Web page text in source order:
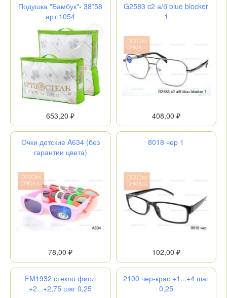
Подушка "Бамбук"- 38*58
арт.1054
653,20 ₽
G2583 c2 а/б blue blocker
1
408,00 ₽
Очки детские A634 (без
гарантии цвета)
78,00 ₽
8018 чер 1
102,00 ₽
FM1932 стекло фиол
+2...+2,75 шаг 0,25
2100 чер-крас +1...+4 шаг
0,25